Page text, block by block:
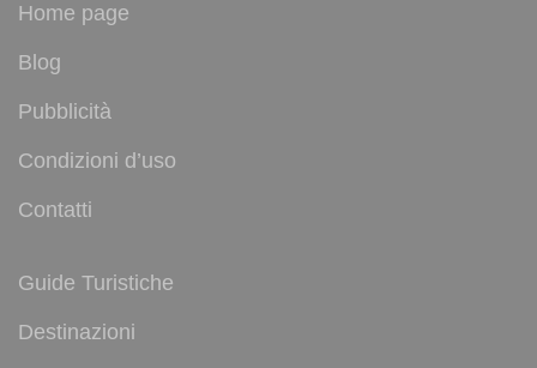
Home page
Blog
Pubblicità
Condizioni d’uso
Contatti
Guide Turistiche
Destinazioni